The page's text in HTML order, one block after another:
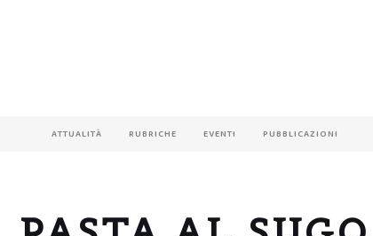
ATTUALITÀ RUBRICHE EVENTI PUBBLICAZIONI